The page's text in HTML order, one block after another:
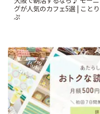
グが人気のカフェ5選 | こと
ぷ